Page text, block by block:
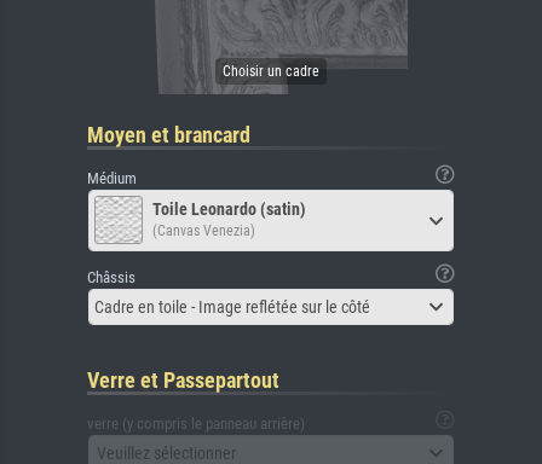
Moyen et brancard
Médium
Toile Leonardo (satin)
(Canvas Venezia)
Châssis
Cadre en toile - Image reflétée sur le côté
Verre et Passepartout
verre (y compris le panneau arrière)
Veuillez sélectionner